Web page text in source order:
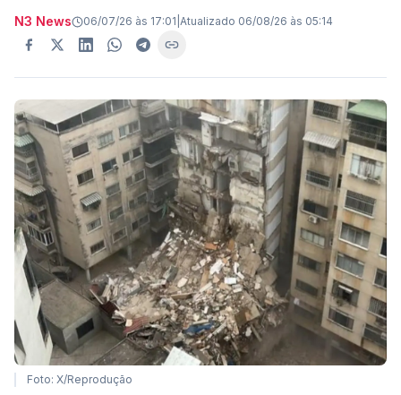
N3 News 06/07/26 às 17:01 Atualizado 06/08/26 às 05:14
Foto: X/Reprodução